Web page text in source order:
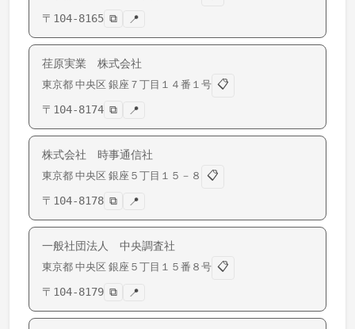
〒 104-8165 ⧉ 📍
荏原実業 株式会社
東京都 中央区 銀座 ７丁目１４番１号 📋
〒 104-8174 ⧉ 📍
株式会社 時事通信社
東京都 中央区 銀座 ５丁目１５－８
📋
〒 104-8178 ⧉ 📍
一般社団法人 中央調査社
東京都 中央区 銀座 ５丁目１５番８号 📋
〒 104-8179 ⧉ 📍